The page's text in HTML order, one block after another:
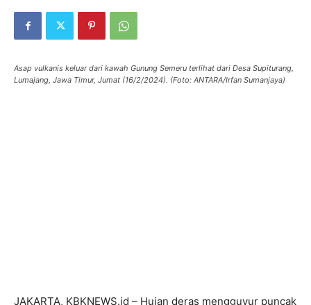
Asap vulkanis keluar dari kawah Gunung Semeru terlihat dari Desa Supiturang,
Lumajang, Jawa Timur, Jumat (16/2/2024). (Foto: ANTARA/Irfan Sumanjaya)
JAKARTA, KBKNEWS.id – Hujan deras mengguyur puncak